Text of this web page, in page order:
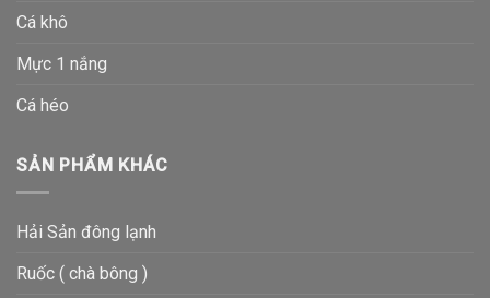
Cá khô
Mực 1 nắng
Cá héo
SẢN PHẨM KHÁC
Hải Sản đông lạnh
Ruốc ( chà bông )